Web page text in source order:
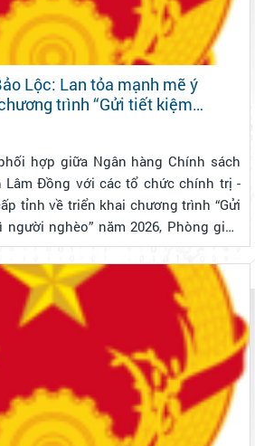
Lộc: Lan tỏa mạnh mẽ ý
trình “Gửi tiết kiệm
hợp giữa Ngân hàng Chính sách
Đồng với các tổ chức chính trị -
tỉnh về triển khai chương trình “Gửi
nghèo” năm 2026, Phòng giao
sách xã hội Bảo Lộc đã chủ động